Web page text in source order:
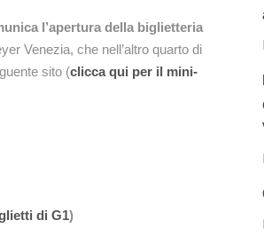
l’apertura della biglietteria
Venezia, che nell’altro quarto di
sito (clicca qui per il mini-
di G1)